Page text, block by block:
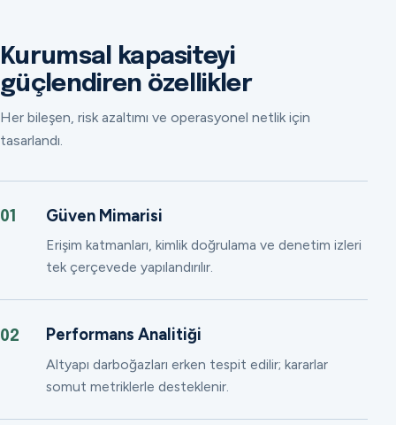
Kurumsal kapasiteyi
güçlendiren özellikler
Her bileşen, risk azaltımı ve operasyonel netlik için
tasarlandı.
01 Güven Mimarisi
Erişim katmanları, kimlik doğrulama ve denetim izleri
tek çerçevede yapılandırılır.
02 Performans Analitiği
Altyapı darboğazları erken tespit edilir; kararlar
somut metriklerle desteklenir.